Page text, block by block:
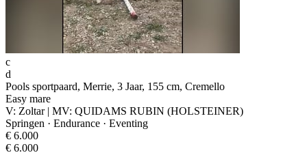
c
d
Pools sportpaard, Merrie, 3 Jaar, 155 cm, Cremello
Easy mare
V: Zoltar | MV: QUIDAMS RUBIN (HOLSTEINER)
Springen · Endurance · Eventing
€ 6.000
€ 6.000